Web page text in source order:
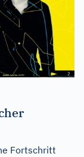
Fortschritt